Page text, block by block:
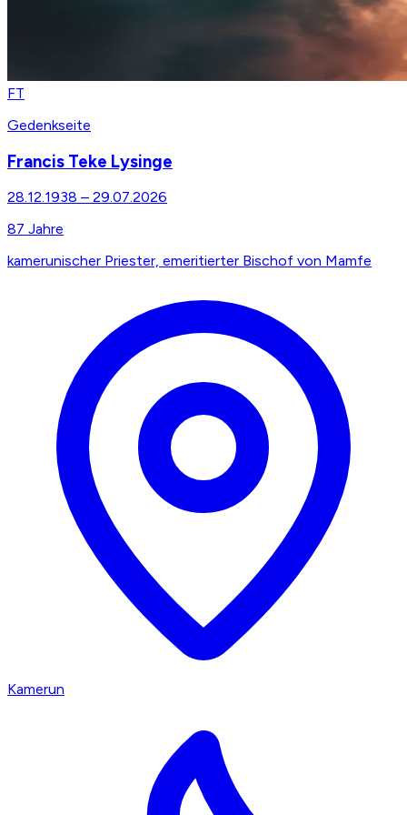
FT
Gedenkseite
Francis Teke Lysinge
28.12.1938 – 29.07.2026
87 Jahre
kamerunischer Priester, emeritierter Bischof von Mamfe
Kamerun